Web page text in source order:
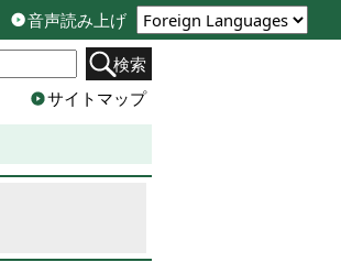
音声読み上げ
検索
サイトマップ